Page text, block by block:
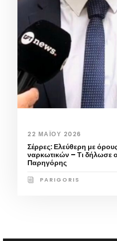
22 ΜΑΪ́ΟΥ 2026
Σέρρες: Ελεύθερη με
ναρκωτικών – Τι δήλωσε
Παρηγόρης
PARIGORIS